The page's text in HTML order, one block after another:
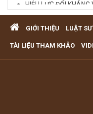
HIỆU LỰC ĐỐI KHÁNG
với đất
VĂN PHÒNG LUẬT
GIỚI THIỆU LUẬT
TÀI LIỆU THAM KHẢO